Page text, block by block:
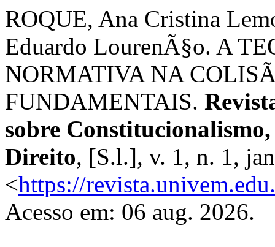
ROQUE, Ana Cristina
Eduardo LourenÃ§o. A
NORMATIVA NA
FUNDAMENTAIS.
sobre
Direito, [S.l.], v. 1, n. 1,
<https://
Acesso em: 06 aug. 2026.